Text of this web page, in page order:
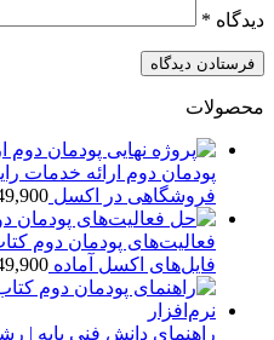
دیدگاه *
محصولات
پودمان دوم ارائه خدمات
فروشگاهی در اکسل
فعالیت‌های پودمان دوم
فایل‌های اکسل آماده
راهنمای دانش فنی پایه |